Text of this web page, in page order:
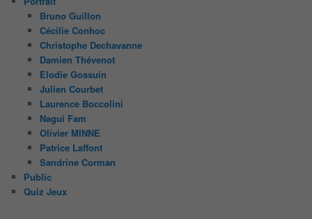
Bruno Guillon
Cécilie Conhoc
Christophe Dechavanne
Damien Thévenot
Elodie Gossuin
Julien Courbet
Laurence Boccolini
Nagui Fam
Olivier MINNE
Patrice Laffont
Sandrine Corman
Public
Quiz Jeux